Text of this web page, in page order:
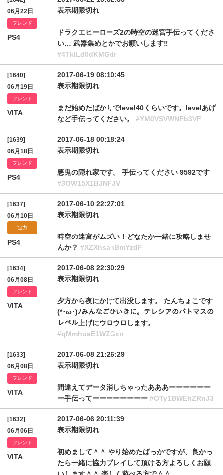
06月22日
フレンド
PS4
表示期限切れ
ドラクエヒーローズ2の時空の迷宮手伝ってくださ
い… 武器集めとかでお願いします‼
#4TklLd0dKMGdr
[1640]
06月19日
フレンド
VITA
2017-06-19 08:10:45
表示期限切れ
まだ始めたばかりでlevel40くらいです。levelあげ
など手伝ってください。 #YM0VSVWNFb3VF
[1639]
06月18日
フレンド
PS4
2017-06-18 00:18:24
表示期限切れ
悪鬼の隠れ家です。 手伝ってください 9592です
#3OW15X1BJNFJV
[1637]
06月10日
協力
PS4
2017-06-10 22:27:01
表示期限切れ
時空の迷宮がムズい！どなたか一緒に攻略しませ
んか？ #XZXhsanBmYzdF
[1634]
06月08日
フレンド
VITA
2017-06-08 22:30:29
表示期限切れ
夕方から夜にかけて出没します。 たんちょこです
(*･ω･)ﾉみんなごひいきに。テレシアのバトマスの
レベル上げにウロウロします。
#qMmhuaE1WZGxn
[1633]
06月08日
フレンド
VITA
2017-06-08 21:26:29
表示期限切れ
間違えてデータ消しちゃったあああーーーーーー
ー手伝ってーーーーーーーー #OTy1BWEhZRnJ3
[1632]
06月06日
フレンド
VITA
2017-06-06 20:11:39
表示期限切れ
初めまして＾＾ やり始めたばっかですが、良かっ
たら一緒に協力プレイして頂ける方よろしくお願